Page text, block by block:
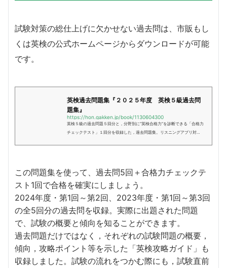
試験対策の総仕上げに欠かせない過去問は、市販もし
くは英検の公式ホームページからダウンロードが可能
です。
英検過去問題集『２０２５年度 英検５級過去問
題集』
https://hon.gakken.jp/book/1130604300
英検５級の過去問題５回分と，分野別に“英検合格力”を診断できる「合格力
チェックテスト」１回分を収録した，過去問題集。リスニングアプリ対
この問題集を使って、過去問5回＋合格力チェックテ
スト1回で合格を確実にしましょう。
2024年度・第1回～第2回、2023年度・第1回～第3回
の全5回分の過去問を収録。実際に出題された問題
で、試験の概要と傾向を知ることができます。
過去問題だけではなく，それぞれの試験問題の概要，
傾向，攻略ポイント等を示した「英検攻略ガイド」も
収録しました。試験の流れをつかむ際にも，試験直前